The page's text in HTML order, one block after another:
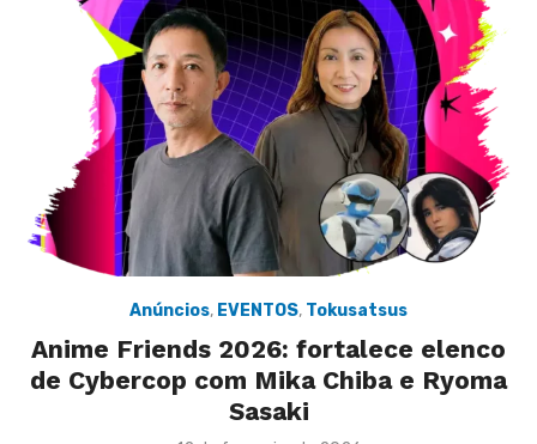
Anúncios, EVENTOS, Tokusatsus
Anime Friends 2026: fortalece elenco
de Cybercop com Mika Chiba e Ryoma
Sasaki